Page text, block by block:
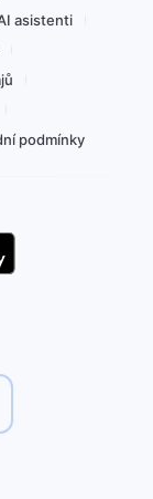
asistenti
podmínky